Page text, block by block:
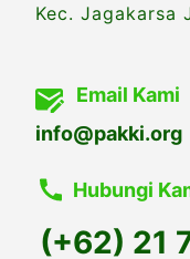
Kec. Jagakarsa
Email Kami
info@pakki.org
Hubungi
(+62) 21